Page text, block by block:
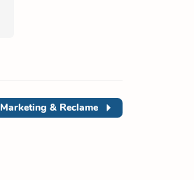
Marketing & Reclame